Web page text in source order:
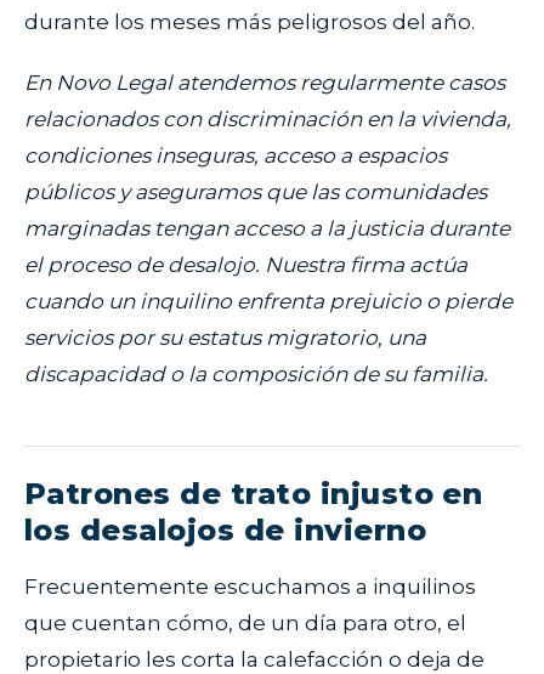
durante los meses más peligrosos del año.
En Novo Legal atendemos regularmente casos
relacionados con discriminación en la vivienda,
condiciones inseguras, acceso a espacios
públicos y aseguramos que las comunidades
marginadas tengan acceso a la justicia durante
el proceso de desalojo. Nuestra firma actúa
cuando un inquilino enfrenta prejuicio o pierde
servicios por su estatus migratorio, una
discapacidad o la composición de su familia.
Patrones de trato injusto en
los desalojos de invierno
Frecuentemente escuchamos a inquilinos
que cuentan cómo, de un día para otro, el
propietario les corta la calefacción o deja de